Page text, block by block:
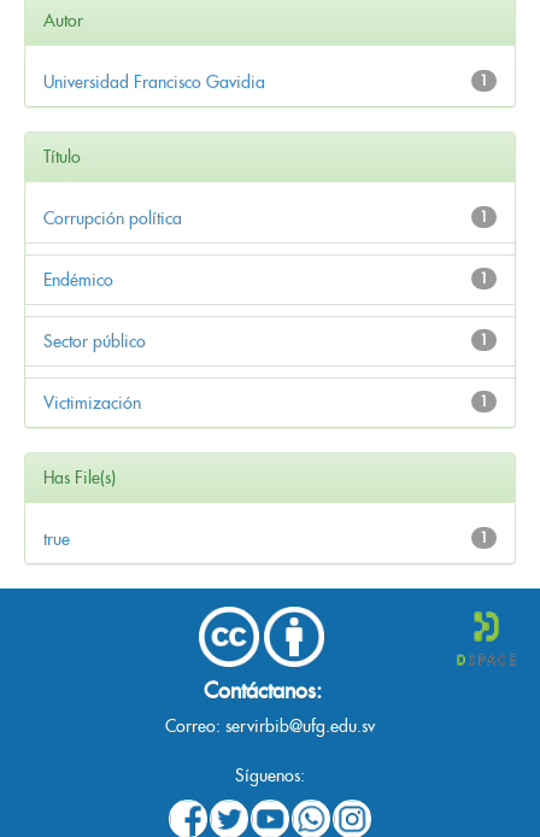
Autor
1
Universidad Francisco Gavidia
Título
1
Corrupción política
1
Endémico
1
Sector público
1
Victimización
Has File(s)
1
true
Contáctanos:
Correo: servirbib@ufg.edu.sv
Síguenos: